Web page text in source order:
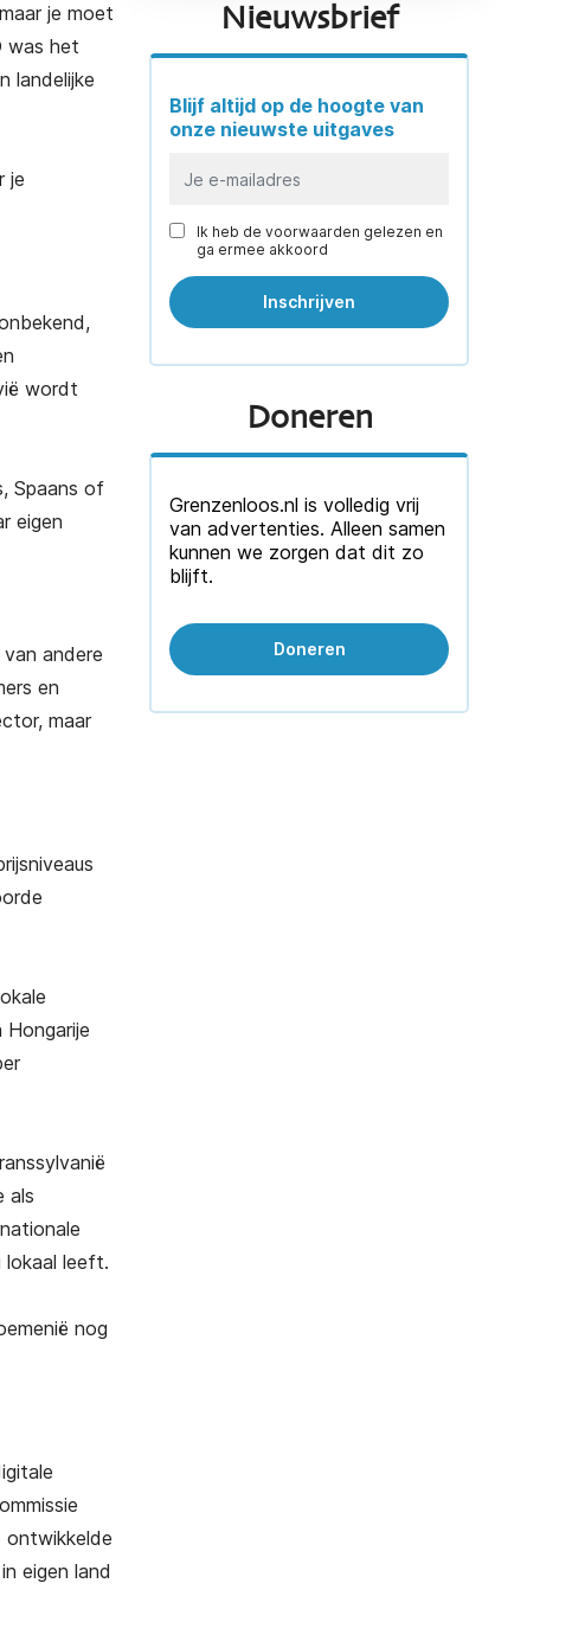
je moet
was het
landelijke
je
wordt
Spaans of
eigen
andere
en
maar
als
lokaal leeft.
nog
ontwikkelde
eigen land
Nieuwsbrief
Blijf altijd op de hoogte van
onze nieuwste uitgaves
Ik heb de voorwaarden gelezen en
ga ermee akkoord
Doneren
Grenzenloos.nl is volledig vrij
van advertenties. Alleen samen
kunnen we zorgen dat dit zo
blijft.
Doneren